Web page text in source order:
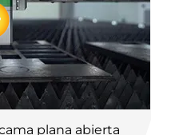
plana abierta